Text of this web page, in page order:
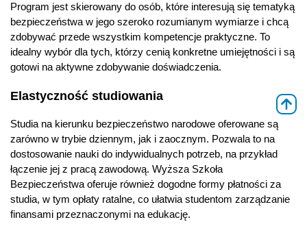
Program jest skierowany do osób, które interesują się tematyką
bezpieczeństwa w jego szeroko rozumianym wymiarze i chcą
zdobywać przede wszystkim kompetencje praktyczne. To
idealny wybór dla tych, którzy cenią konkretne umiejętności i są
gotowi na aktywne zdobywanie doświadczenia.
Elastyczność studiowania
Studia na kierunku bezpieczeństwo narodowe oferowane są
zarówno w trybie dziennym, jak i zaocznym. Pozwala to na
dostosowanie nauki do indywidualnych potrzeb, na przykład
łączenie jej z pracą zawodową. Wyższa Szkoła
Bezpieczeństwa oferuje również dogodne formy płatności za
studia, w tym opłaty ratalne, co ułatwia studentom zarządzanie
finansami przeznaczonymi na edukację.